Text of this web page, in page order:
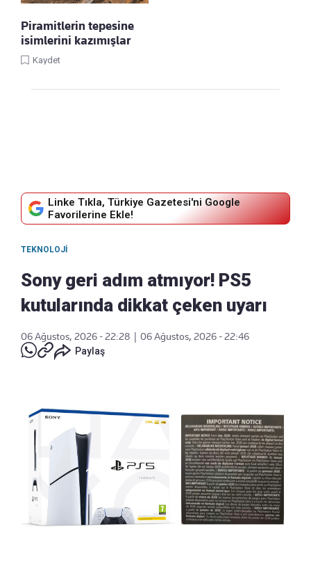
Piramitlerin tepesine
isimlerini kazımışlar
Kaydet
Linke Tıkla, Türkiye Gazetesi'ni Google
Favorilerine Ekle!
TEKNOLOJI
Sony geri adım atmıyor! PS5
kutularında dikkat çeken uyarı
06 Ağustos, 2026 - 22:28
06 Ağustos, 2026 - 22:46
Paylaş